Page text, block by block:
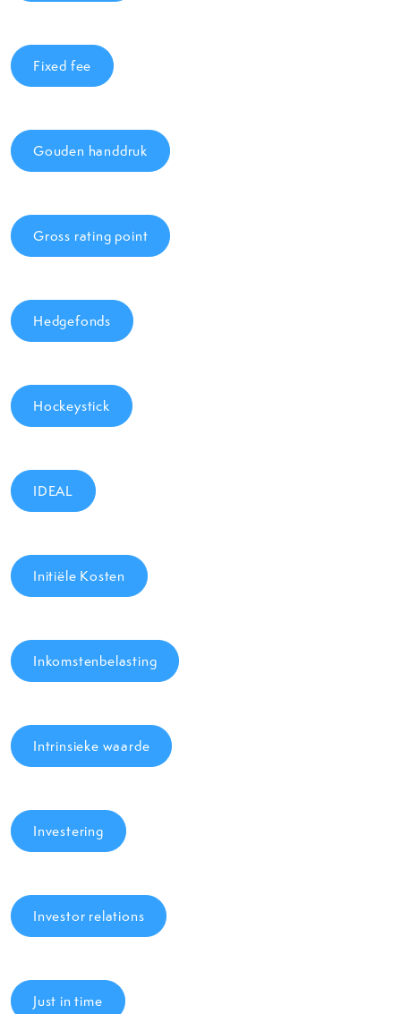
Fixed fee
Gouden handdruk
Gross rating point
Hedgefonds
Hockeystick
IDEAL
Initiële Kosten
Inkomstenbelasting
Intrinsieke waarde
Investering
Investor relations
Just in time